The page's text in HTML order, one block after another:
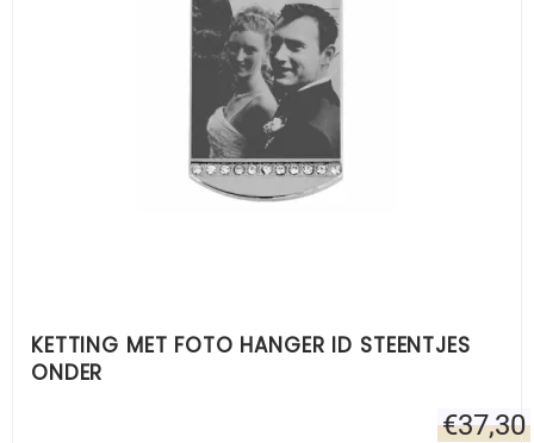
KETTING MET FOTO HANGER ID STEENTJES
ONDER
€37,30